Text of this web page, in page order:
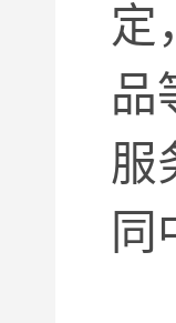
定
品
服